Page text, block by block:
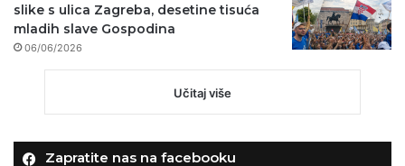
slike s ulica Zagreba, desetine tisuća
mladih slave Gospodina
06/06/2026
Učitaj više
Zapratite nas na facebooku